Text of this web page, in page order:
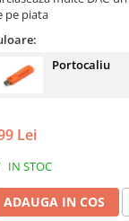
pe piata
Portocaliu
Lei
IN STOC
ADAUGA IN COS